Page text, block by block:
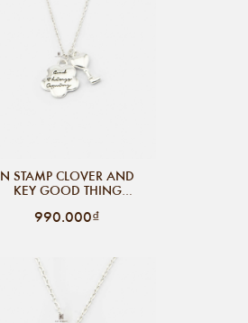
N STAMP CLOVER AND
KEY GOOD THING
990.000₫